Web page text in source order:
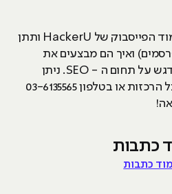
ההרצאה תועבר LIVE בעמוד הפייסבוק של HackerU ותתן
ואיך הם מבצעים את
ההתאמה לעולם החדש בדגש על תחום ה - SEO. ניתן
עדיין להירשם להרצאה אצל הרכזות או בטלפון 03-6135565
כתבות
כתבות